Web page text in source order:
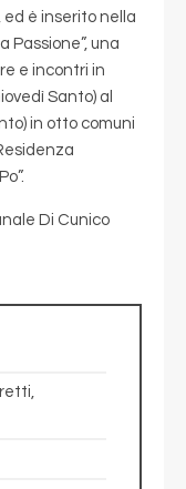
ed è inserito nella
Passione”, una
e incontri in
Santo) al
in otto comuni
Di Cunico